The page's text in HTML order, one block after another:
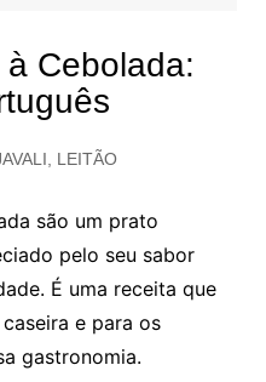
Cebolada:
LEITÃO
são um prato
pelo seu sabor
É uma receita que
e para os
gastronomia.